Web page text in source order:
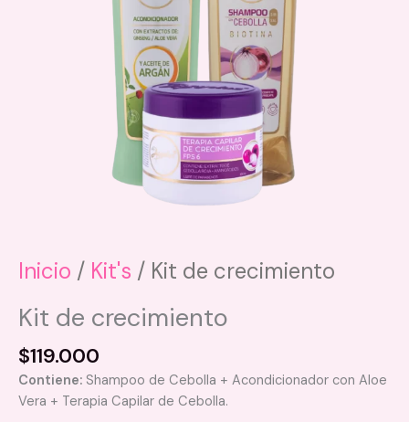
Inicio / Kit's / Kit de crecimiento
Kit de crecimiento
$119.000
Contiene: Shampoo de Cebolla + Acondicionador con Aloe
Vera + Terapia Capilar de Cebolla.